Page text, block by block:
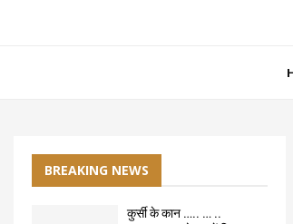
BREAKING NEWS
कुर्सी के कान ….. … ..